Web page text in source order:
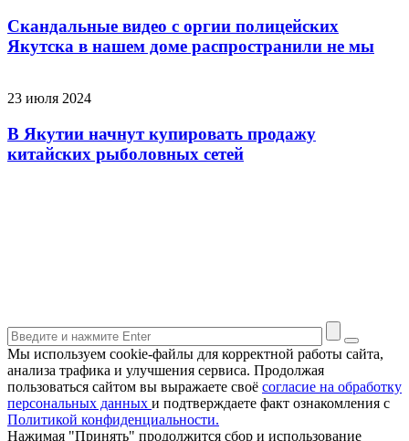
Скандальные видео с оргии полицейских
Якутска в нашем доме распространили не мы
23 июля 2024
В Якутии начнут купировать продажу
китайских рыболовных сетей
Мы используем cookie-файлы для корректной работы сайта,
анализа трафика и улучшения сервиса. Продолжая
пользоваться сайтом вы выражаете своё согласие на обработку
персональных данных и подтверждаете факт ознакомления с
Политикой конфиденциальности.
Нажимая "Принять" продолжится сбор и использование